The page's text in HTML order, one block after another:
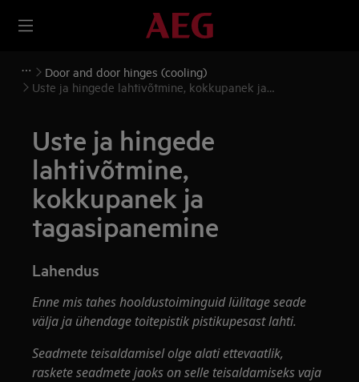
Door and door hinges (cooling)
Uste ja hingede lahtivõtmine, kokkupanek ja
Uste ja hingede
lahtivõtmine,
kokkupanek ja
tagasipanemine
Lahendus
Enne mis tahes hooldustoiminguid lülitage seade
välja ja ühendage toitepistik pistikupesastlahti.
Seadmete teisaldamisel olge alati ettevaatlik,
raskete seadmete jaoks on selle teisaldamiseks vaja